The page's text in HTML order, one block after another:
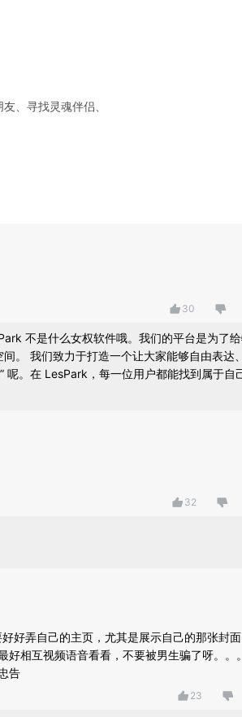
、寻找灵魂伴侣、
30
不是什么女权软件哦。我们的平台是为了
。 我们致力于打造一个让大家能够自由表达
呢。在 LesPark，每一位用户都能找到属于自
朋友。 我们有严格的管理和审核机制，确保平
32
好弄自己的主页，尤其是展示自己的那张封
好相互视频语音看看，不要被男生骗了呀。。
告
23